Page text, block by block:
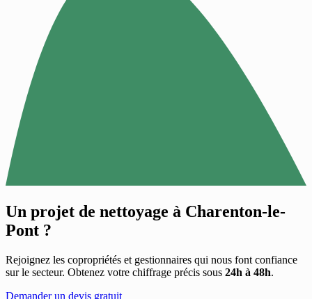
Un projet de nettoyage à Charenton-le-
Pont ?
Rejoignez les copropriétés et gestionnaires qui nous font confiance
sur le secteur. Obtenez votre chiffrage précis sous 24h à 48h.
Demander un devis gratuit